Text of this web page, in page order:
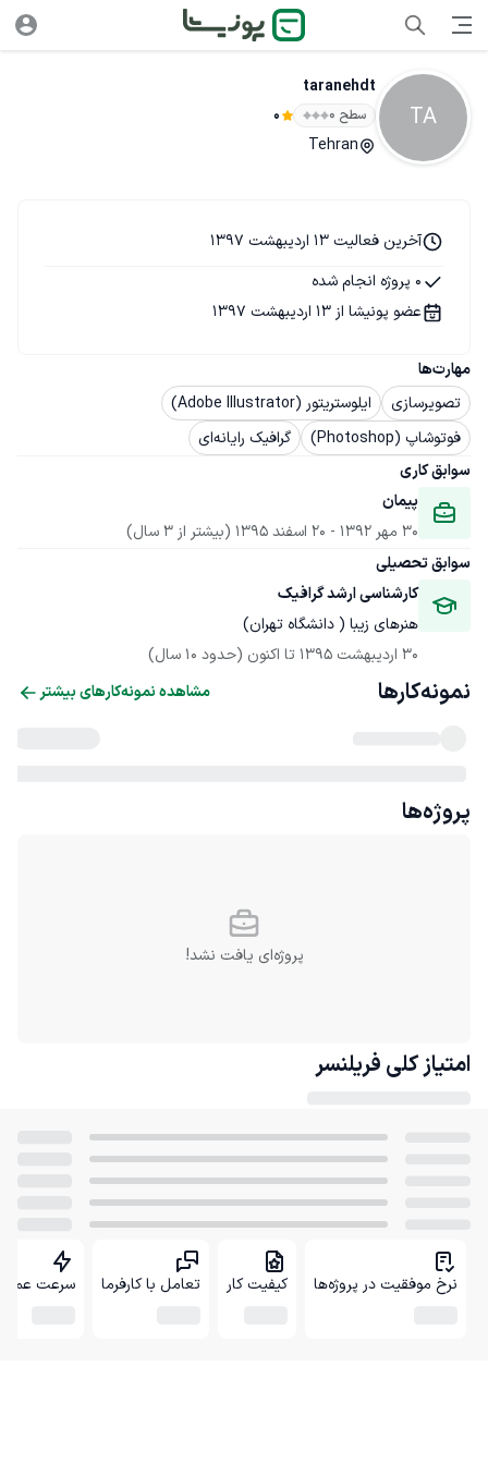
TA
taranehdt
سطح ۰ 0
Tehran
مهارت‌ها
تصویرسازی
ایلوستریتور (Adobe Illustrator)
فوتوشاپ (Photoshop)
گرافیک رایانه‌ای
سوابق کاری
پیمان
30 مهر 1392
- 20 اسفند 1395
(بیشتر از 3 سال)
سوابق تحصیلی
کارشناسی ارشد گرافیک
هنرهای زیبا ( دانشگاه تهران)
30 اردیبهشت 1395
تا اکنون (حدود 10 سال)
آخرین فعالیت 13 اردیبهشت 1397
0 پروژه انجام شده
عضو پونیشا از 13 اردیبهشت 1397
نمونه‌کارها مشاهده نمونه‌کارهای بیشتر
پروژه‌ها
پروژه‌ای یافت نشد!
امتیاز کلی فریلنسر
نرخ موفقیت در پروژه‌ها کیفیت کار تعامل با کارفرما سرعت عمل